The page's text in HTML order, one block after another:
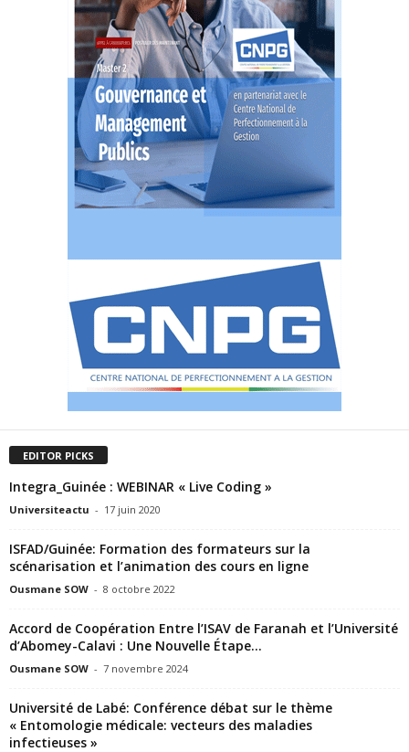
EDITOR PICKS
Integra_Guinée : WEBINAR « Live Coding »
Universiteactu - 17 juin 2020
ISFAD/Guinée: Formation des formateurs sur la
scénarisation et l’animation des cours en ligne
Ousmane SOW - 8 octobre 2022
Accord de Coopération Entre l’ISAV de Faranah et l’Université
d’Abomey-Calavi : Une Nouvelle Étape...
Ousmane SOW - 7 novembre 2024
Université de Labé: Conférence débat sur le thème
« Entomologie médicale: vecteurs des maladies
infectieuses »